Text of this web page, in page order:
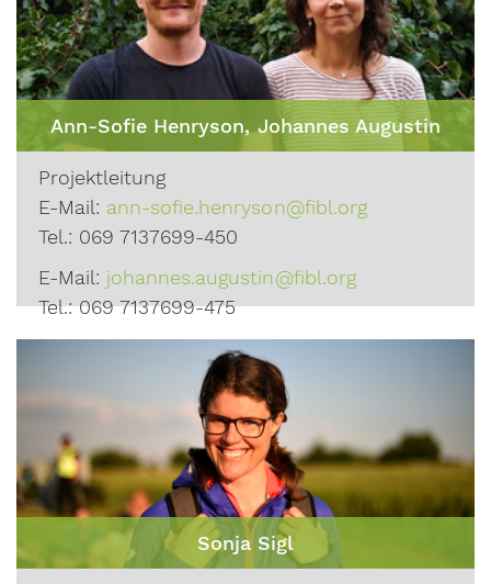
Ann-Sofie Henryson, Johannes Augustin
Projektleitung
E-Mail: ann-sofie.henryson@fibl.org
Tel.: 069 7137699-450
E-Mail: johannes.augustin@fibl.org
Tel.: 069 7137699-475
Sonja Sigl